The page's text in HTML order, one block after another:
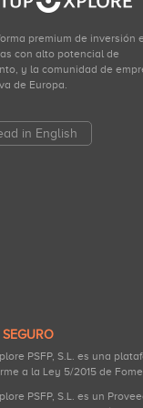
premium de inversión
con alto potencial de
y la comunidad de
de Europa.
in English
SEGURO
PSFP, S.L. es una
a la Ley 5/2015 de
PSFP, S.L. es un